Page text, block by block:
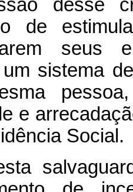
desse
de
seus
sistema
e
Social.